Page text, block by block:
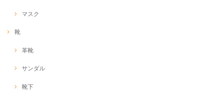
マスク
靴
革靴
サンダル
靴下